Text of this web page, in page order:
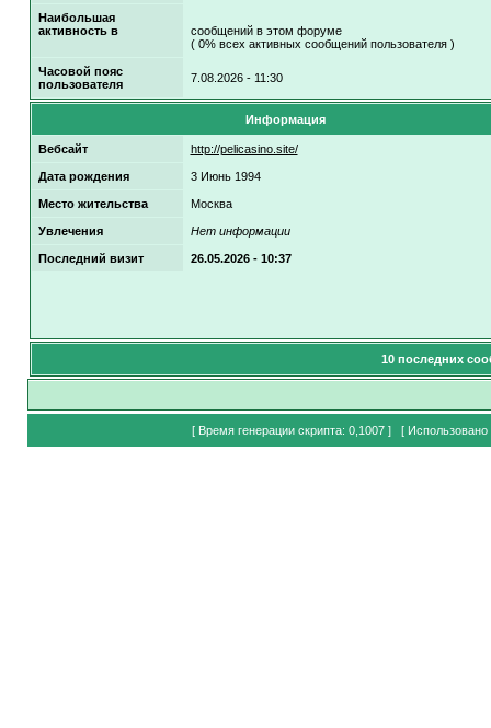
Наибольшая
активность в
сообщений в этом форуме
( 0% всех активных сообщений пользователя )
Часовой пояс
пользователя
7.08.2026 - 11:30
Информация
Вебсайт http://pelicasino.site/
Дата рождения 3 Июнь 1994
Место жительства Москва
Увлечения Нет информации
Последний визит 26.05.2026 - 10:37
10 последних
[ Время генерации скрипта: 0,1007 ] [